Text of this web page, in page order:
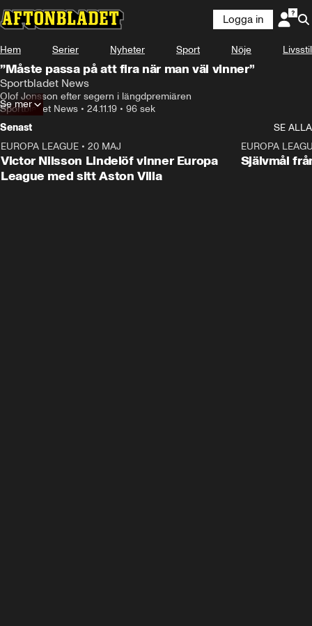
Logga in
Hem Serier Nyheter Sport Nöje Livsstil
”Måste passa på att fira när man väl vinner”
Sportbladet News
Olof Jonsson efter segern i längdpremiären
Sportbladet News • 24.11.19 • 96 sek
Se mer
Senast
SE ALLA
EUROPA LEAGUE • 20 MAJ
Victor Nilsson Lindelöf vinner Europa
League med sitt Aston Villa
EUROPA
Självmål